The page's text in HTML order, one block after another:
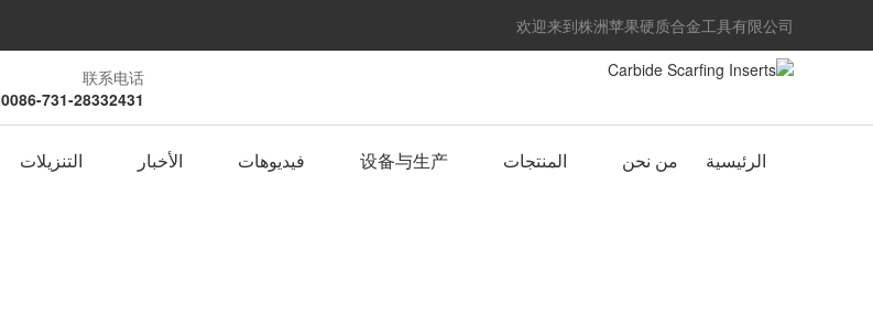
欢迎来到株洲苹果硬质合金工具有限公司
联系电话
0086-731-28332431
الرئيسية من نحن المنتجات 设备与生产 فيديوهات الأخبار التنزيلات